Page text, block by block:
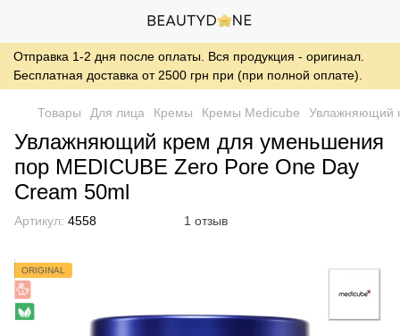
Отправка 1-2 дня после оплаты. Вся продукция - оригинал.
Бесплатная доставка от 2500 грн при (при полной оплате).
Товары Для лица Кремы Кремы Medicube Увлажняющий
Увлажняющий крем для уменьшения
пор MEDICUBE Zero Pore One Day
Cream 50ml
Артикул: 4558 1 отзыв
ORIGINAL